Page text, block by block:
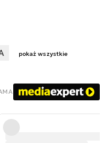
pokaż wszystkie